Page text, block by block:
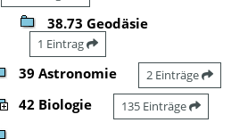
38.73 Geodäsie
1 Eintrag
39 Astronomie 2 Einträge
42 Biologie 135 Einträge